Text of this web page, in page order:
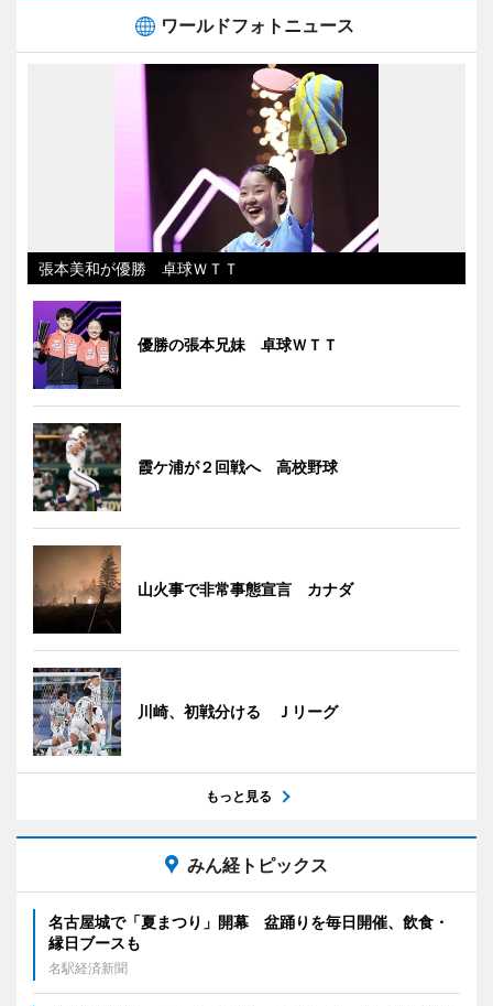
ワールドフォトニュース
張本美和が優勝 卓球ＷＴＴ
優勝の張本兄妹 卓球ＷＴＴ
霞ケ浦が２回戦へ 高校野球
山火事で非常事態宣言 カナダ
川崎、初戦分ける Ｊリーグ
もっと見る
みん経トピックス
名古屋城で「夏まつり」開幕 盆踊りを毎日開催、飲食・
縁日ブースも
名駅経済新聞